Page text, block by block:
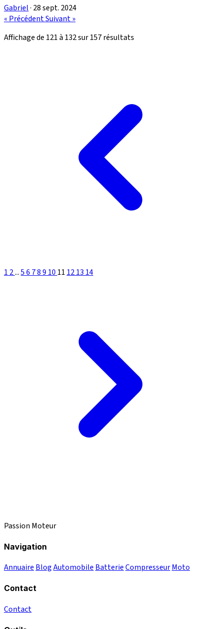
Gabriel· 28 sept. 2024
« PrécédentSuivant »
Affichage de 121à 132sur157résultats
1 2...56 789 10 11 1213 14
Passion Moteur
Navigation
Annuaire BlogAutomobile BatterieCompresseurMoto
Contact
Contact